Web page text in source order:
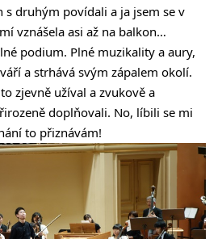
s druhým povídali a ja jsem se v
vznášela asi až na balkon…
podium. Plné muzikality a aury,
a strhává svým zápalem okolí.
zjevně užíval a zvukově a
doplňovali. No, líbili se mi
to přiznávám!